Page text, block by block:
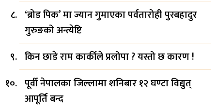
‘ब्रोड पिक’ मा ज्यान गुमाएका पर्वतारोही पुरबहादुर
गुरुङको अन्त्येष्टि
किन छाडे राम कार्कीले प्रलोपा ? यस्तो छ कारण !
पूर्वी नेपालका जिल्लामा शनिबार १२ घण्टा विद्युत्
आपूर्ति बन्द